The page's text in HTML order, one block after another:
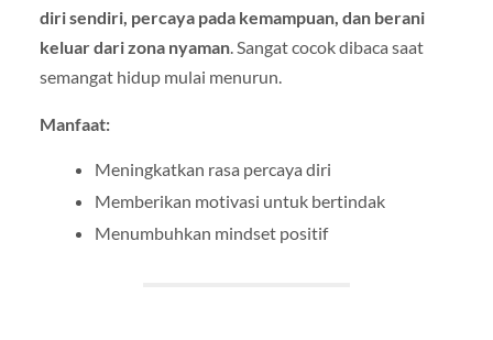
diri sendiri, percaya pada kemampuan, dan berani
keluar dari zona nyaman. Sangat cocok dibaca saat
semangat hidup mulai menurun.
Manfaat:
Meningkatkan rasa percaya diri
Memberikan motivasi untuk bertindak
Menumbuhkan mindset positif